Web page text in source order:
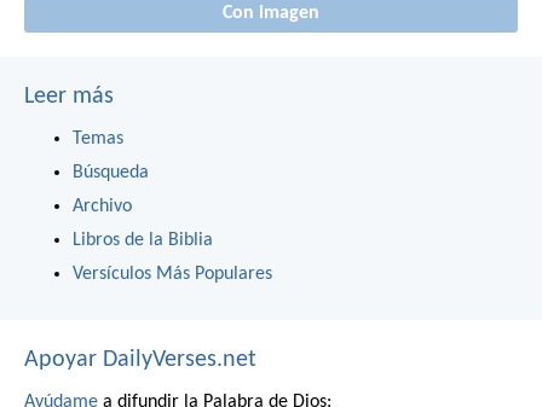
Con imagen
Leer más
Temas
Búsqueda
Archivo
Libros de la Biblia
Versículos Más Populares
Apoyar DailyVerses.net
Ayúdame a difundir la Palabra de Dios: